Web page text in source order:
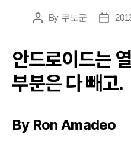
PostBy 쿠도군
Post
안드로이드는
부분은 다 빼고.
By Ron Amadeo